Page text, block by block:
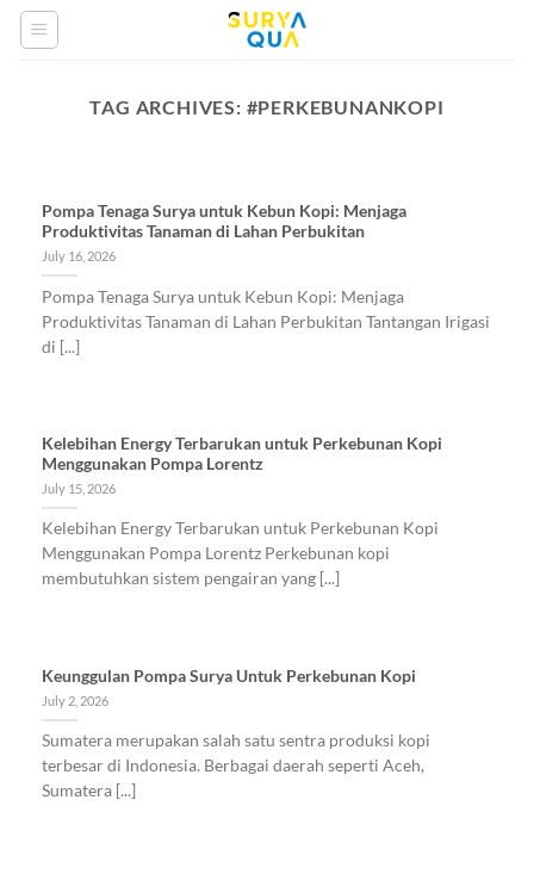
Skip
TAG ARCHIVES: #PERKEBUNANKOPI
Pompa Tenaga Surya untuk Kebun Kopi: Menjaga
Produktivitas Tanaman di Lahan Perbukitan
July 16, 2026
Pompa Tenaga Surya untuk Kebun Kopi: Menjaga
Produktivitas Tanaman di Lahan Perbukitan Tantangan Irigasi
di [...]
Kelebihan Energy Terbarukan untuk Perkebunan Kopi
Menggunakan Pompa Lorentz
July 15, 2026
Kelebihan Energy Terbarukan untuk Perkebunan Kopi
Menggunakan Pompa Lorentz Perkebunan kopi
membutuhkan sistem pengairan yang [...]
Keunggulan Pompa Surya Untuk Perkebunan Kopi
July 2, 2026
Sumatera merupakan salah satu sentra produksi kopi
terbesar di Indonesia. Berbagai daerah seperti Aceh,
Sumatera [...]